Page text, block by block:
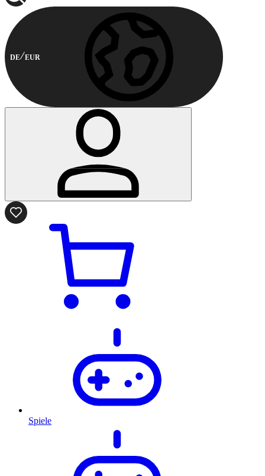
DE EUR
Spiele